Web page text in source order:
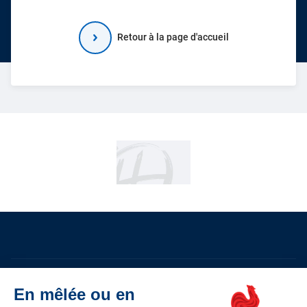
Retour à la page d'accueil